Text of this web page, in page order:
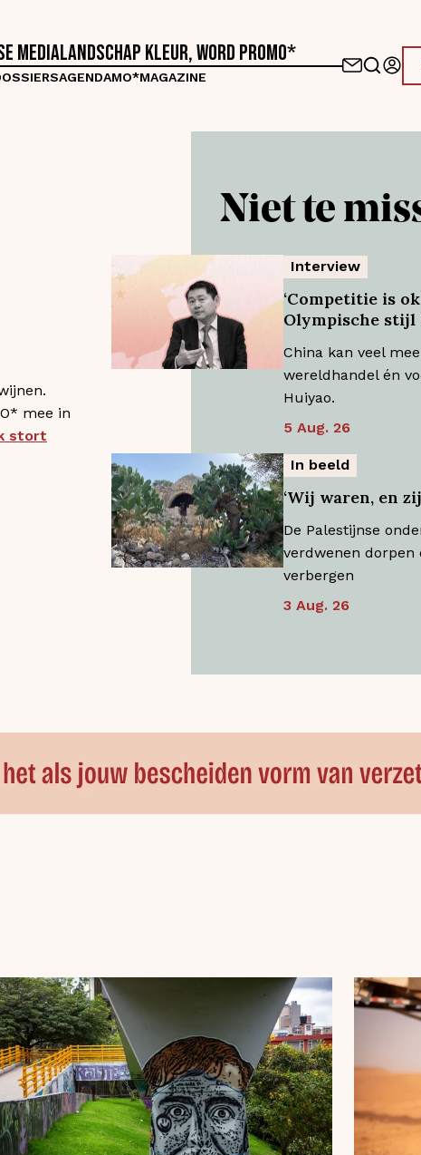
medialandschap kleur, word proMO*
AGENDAMO*MAGAZINE
mee in
stort
Niet te
Interview
‘Competitie is
Olympische stijl
China kan veel
wereldhandel én
Huiyao.
5 Aug. 26
In beeld
‘Wij waren, en
De Palestijnse
verdwenen
verbergen
3 Aug. 26